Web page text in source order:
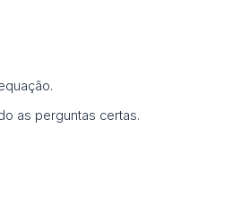
as perguntas certas.